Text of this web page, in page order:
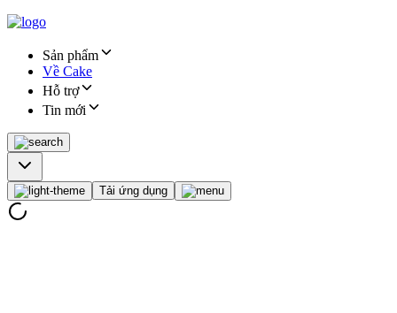
Sản phẩm
Về Cake
Hỗ trợ
Tin mới
Tải ứng dụng